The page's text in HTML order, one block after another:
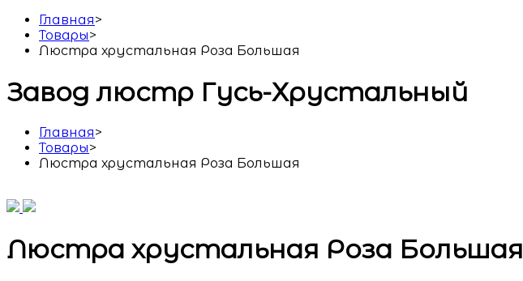
Главная>
Товары>
Люстра хрустальная Роза Большая
Завод люстр Гусь-Хрустальный
Главная>
Товары>
Люстра хрустальная Роза Большая
Люстра хрустальная Роза Большая